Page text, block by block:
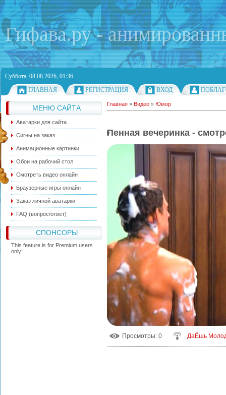
Гифава.ру -
Суббота, 08.08.2026, 01:36
ГЛАВНАЯ
РЕГИСТРАЦИЯ ВХОД
МЕНЮ САЙТА
Аватарки для сайта
Сигны на заказ
Анимационные картинки
Обои на рабочий стол
Смотреть видео онлайн
Браузерные игры онлайн
Заказ личной аватарки
FAQ (вопрос/ответ)
СПОНСОРЫ
This feature is for Premium users
only!
Главная » Видео » Юмор
Пенная вечеринка -
Просмотры: 0 ДаЁшь